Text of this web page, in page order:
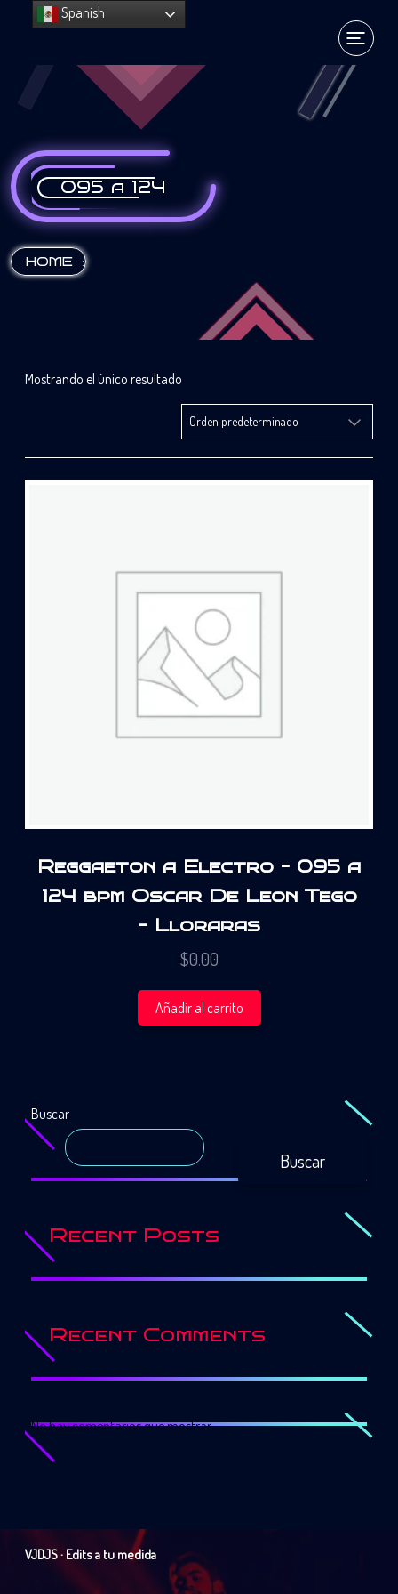
095 a 124
HOME :
Mostrando el único resultado
Reggaeton a Electro – 095 a
124 bpm Oscar De Leon Tego
– Lloraras
$0.00
Añadir al carrito
Buscar
Buscar
Recent Posts
Recent Comments
No hay comentarios que mostrar.
VJDJS · Edits a tu medida
Spanish